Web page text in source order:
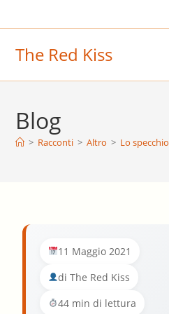
al
The Red Kiss
Blog
> Racconti > Altro > Lo specchio
11 Maggio 2021
di The Red Kiss
44 min di lettura